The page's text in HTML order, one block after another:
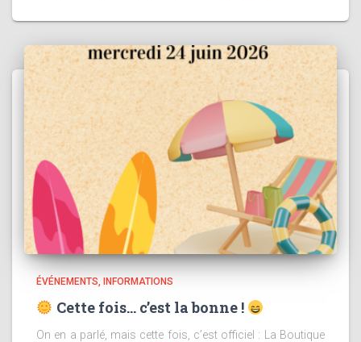
ÉVÉNEMENTS INFORMATIONS
Cette fois… c’est la bonne !
On en a parlé, mais cette fois, c’est officiel : La Boutique